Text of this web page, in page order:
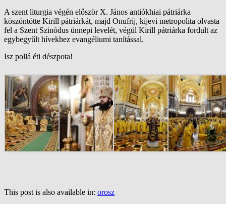
A szent liturgia végén először X. János antiókhiai pátriárka
köszöntötte Kirill pátriárkát, majd Onufrij, kijevi metropolita olvasta
fel a Szent Szinódus ünnepi levelét, végül Kirill pátriárka fordult az
egybegyűlt hívekhez evangéliumi tanítással.
Isz pollá éti dészpota!
This post is also available in: orosz